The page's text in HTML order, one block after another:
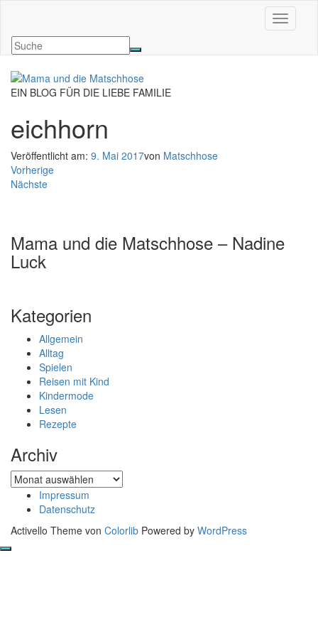
EIN BLOG FÜR DIE LIEBE FAMILIE
eichhorn
Veröffentlicht am: 9. Mai 2017von Matschhose
Vorherige
Nächste
Mama und die Matschhose – Nadine
Luck
Kategorien
Allgemein
Alltag
Spielen
Reisen mit Kind
Kindermode
Lesen
Rezepte
Archiv
Archiv
Impressum
Datenschutz
Activello Theme von Colorlib Powered by WordPress